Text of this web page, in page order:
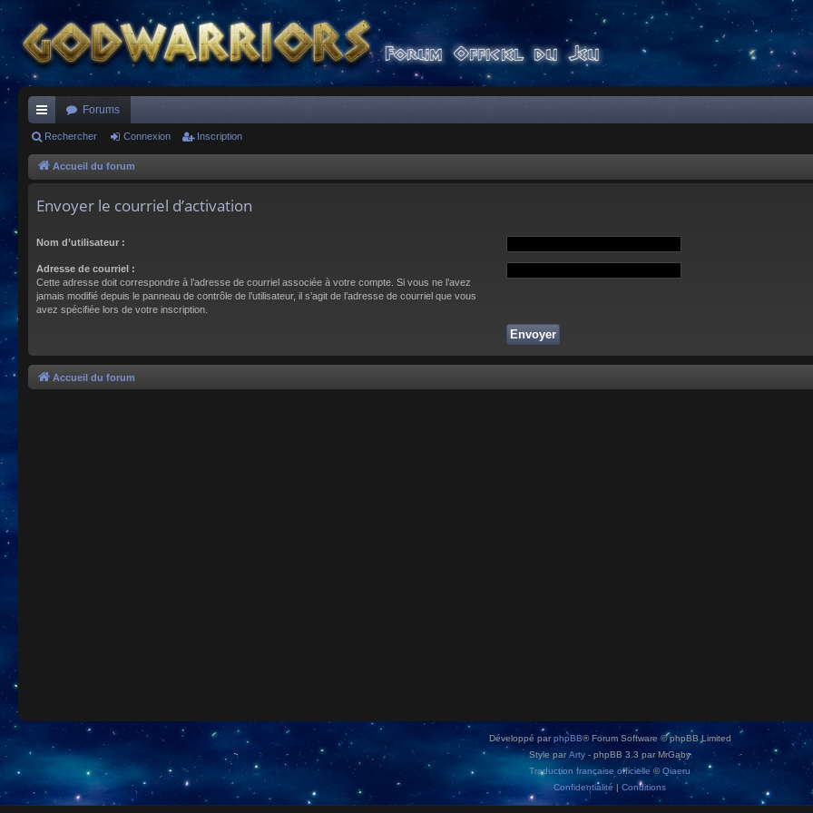
ac
co
s
Forums
Rechercher Connexion Inscription
Accueil du forum
Envoyer le courriel d’activation
Nom d’utilisateur :
Adresse de courriel :
Cette adresse doit correspondre à l’adresse de courriel associée à votre compte. Si vous ne l’avez
jamais modifié depuis le panneau de contrôle de l’utilisateur, il s’agit de l’adresse de courriel que vous
avez spécifiée lors de votre inscription.
Accueil du forum
Développé parphpBB® Forum Software © phpBB Limited
Style par Arty - phpBB 3.3 par MrGaby
Traduction française officielle ©Qiaeru
Confidentialité | Conditions